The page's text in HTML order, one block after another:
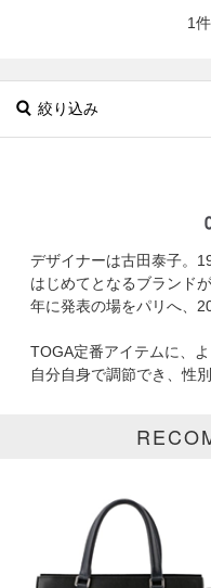
1
絞り込み
ブランド TOGA TOO
カテゴリ
サイズ
円～
デザイナーは古田泰子。
はじめてとなるブランド
年に発表の場をパリへ、
TOGA定番アイテムに、
自分自身で調節でき、性